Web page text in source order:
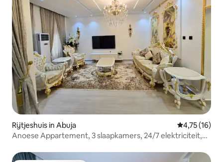
Rijtjeshuis in Abuja Gemiddelde
4,75 (16)
Anoese Appartement, 3 slaapkamers, 24/7 elektriciteit,